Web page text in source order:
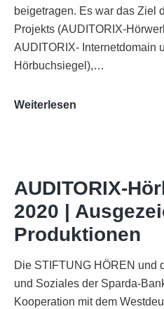
beigetragen. Es war das Ziel
Projekts (AUDITORIX-
AUDITORIX- Internetdomain
Hörbuchsiegel),…
Weiterlesen
Funkhaus
Köln
AUDITORIX-
2020 |
Produktionen
Die STIFTUNG HÖREN und
und Soziales der Sparda-
Kooperation mit dem